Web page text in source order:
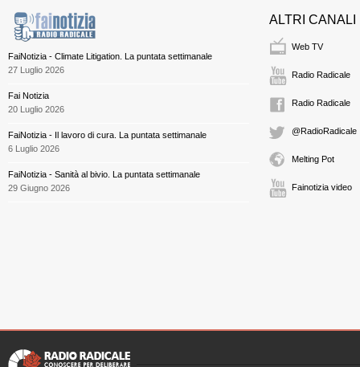
FaiNotizia - Climate Litigation. La puntata settimanale
27 Luglio 2026
Fai Notizia
20 Luglio 2026
FaiNotizia - Il lavoro di cura. La puntata settimanale
6 Luglio 2026
FaiNotizia - Sanità al bivio. La puntata settimanale
29 Giugno 2026
ALTRI CANALI
Web TV
Radio Radicale
Radio Radicale
@RadioRadicale
Melting Pot
Fainotizia video